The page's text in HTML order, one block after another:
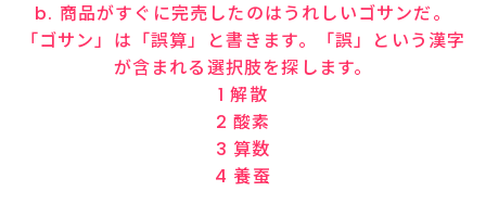
b. 商品がすぐに完売したのはうれしいゴサンだ。
「ゴサン」は「誤算」と書きます。「誤」という漢字
が含まれる選択肢を探します。
1 解散
2 酸素
3 算数
4 養蚕